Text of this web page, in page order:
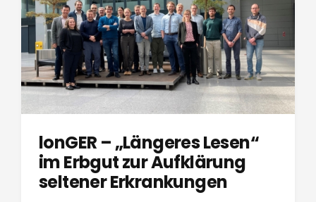
lonGER – „Längeres Lesen“
im Erbgut zur Aufklärung
seltener Erkrankungen